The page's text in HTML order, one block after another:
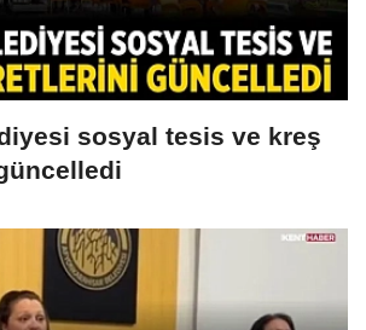
sosyal tesis ve kreş